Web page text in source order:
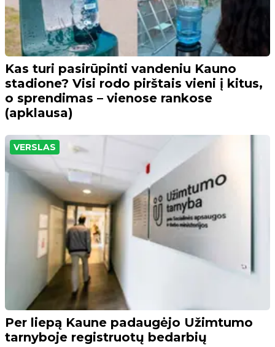
Kas turi pasirūpinti vandeniu Kauno
stadione? Visi rodo pirštais vieni į kitus,
o sprendimas – vienose rankose
(apklausa)
VERSLAS
Per liepą Kaune padaugėjo Užimtumo
tarnyboje registruotų bedarbių